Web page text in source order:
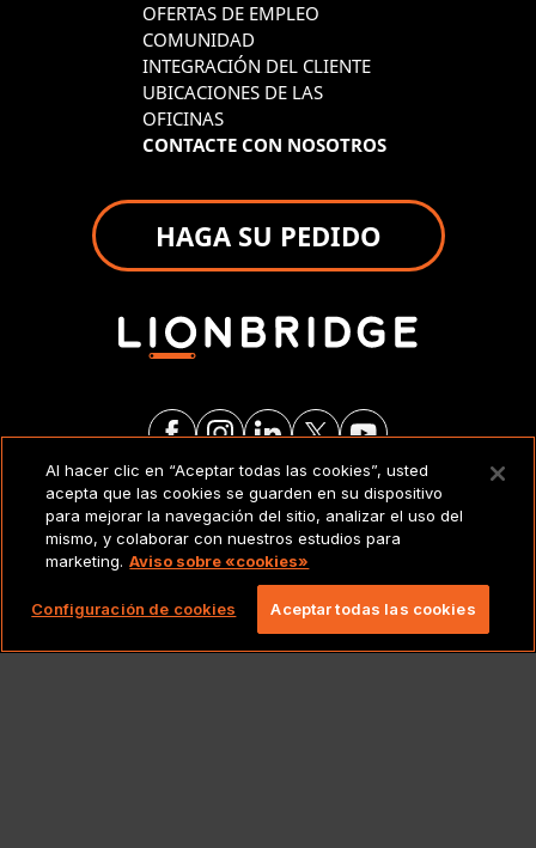
OFERTAS DE EMPLEO
COMUNIDAD
INTEGRACIÓN DEL CLIENTE
UBICACIONES DE LAS
OFICINAS
CONTACTE CON NOSOTROS
HAGA SU PEDIDO
AVISO LEGAL
Copyright 2026 Lionbridge Technologies, LLC.
Todos los derechos reservados.
Al hacer clic en “Aceptar todas las cookies”, usted
acepta que las cookies se guarden en su dispositivo
para mejorar la navegación del sitio, analizar el uso del
mismo, y colaborar con nuestros estudios para
marketing. Aviso sobre «cookies»
Configuración de cookies Aceptar todas las cookies